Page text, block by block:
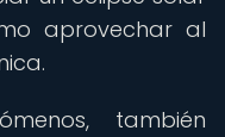
aprovechar al
también